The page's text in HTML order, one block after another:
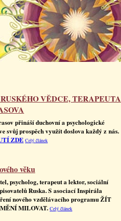
VĚDCE, TERAPEUTA
přináší duchovní a psychologické
svůj prospěch využít doslova každý z nás.
ZDE Celý článek
věku
psycholog, terapeut a lektor, sociální
Ruska. S asociací Inspirála
nového vzdělávacího programu ŽÍT
MILOVAT. Celý článek